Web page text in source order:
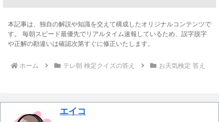
本記事は、独自の解説や知識を交えて構成したオリジナルコンテンツで
す。 毎朝スピード最優先でリアルタイム速報しているため、誤字脱字
や正解の勘違いは確認次第すぐに修正いたします。
ホーム テレ朝 検定クイズの答え お天気検定 答え
エイコ